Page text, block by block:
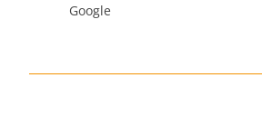
Google